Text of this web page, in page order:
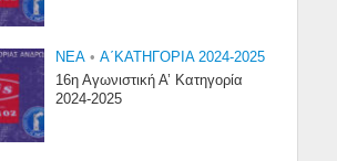
NEA • Α΄ΚΑΤΗΓΟΡΙΑ 2024-2025
16η Αγωνιστική Α’ Κατηγορία
2024-2025